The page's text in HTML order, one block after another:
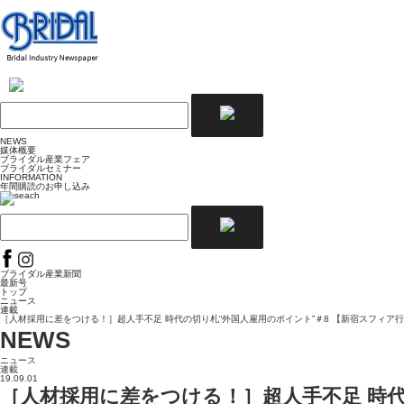
NEWS
媒体概要
ブライダル産業フェア
ブライダルセミナー
INFORMATION
年間購読のお申し込み
ブライダル産業新聞
最新号
トップ
ニュース
連載
［人材採用に差をつける！］超人手不足 時代の切り札“外国人雇用のポイント”＃8 【新宿スフィア
NEWS
ニュース
連載
19.09.01
［人材採用に差をつける！］超人手不足